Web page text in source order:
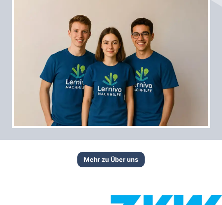
Mehr zu Über uns